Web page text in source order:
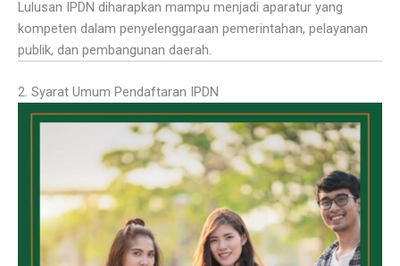
Lulusan IPDN diharapkan mampu menjadi aparatur yang
kompeten dalam penyelenggaraan pemerintahan, pelayanan
publik, dan pembangunan daerah.
2. Syarat Umum Pendaftaran IPDN